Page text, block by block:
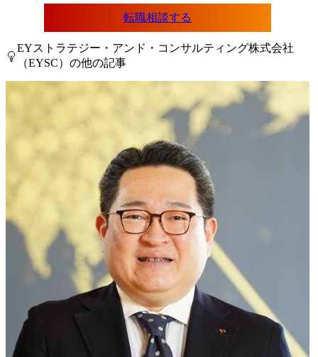
転職相談する
EYストラテジー・アンド・コンサルティング株式会社
（EYSC）の他の記事